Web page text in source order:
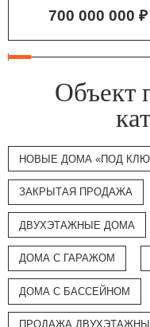
700 000 000 ₽
Объект
НОВЫЕ ДОМА «ПОД
ЗАКРЫТАЯ ПРОДАЖА
ДВУХЭТАЖНЫЕ ДОМА
ДОМА С ГАРАЖОМ
ДОМА С БАССЕЙНОМ
ПРОДАЖА